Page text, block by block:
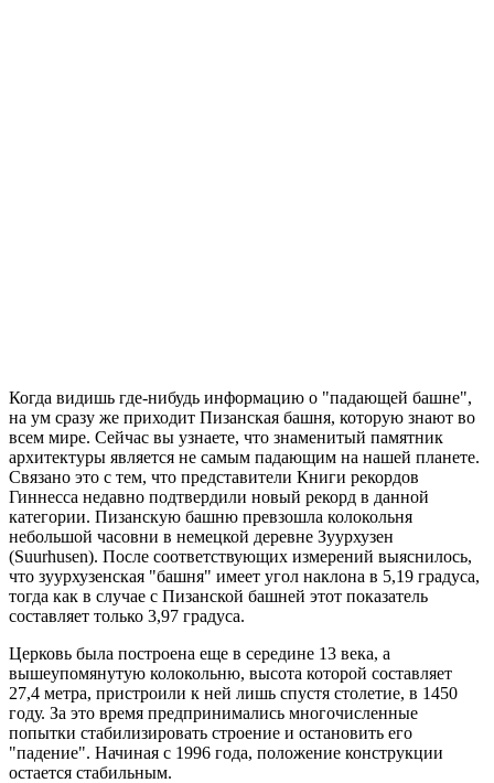
Когда видишь где-нибудь информацию о "падающей башне",
на ум сразу же приходит Пизанская башня, которую знают во
всем мире. Сейчас вы узнаете, что знаменитый памятник
архитектуры является не самым падающим на нашей планете.
Связано это с тем, что представители Книги рекордов
Гиннесса недавно подтвердили новый рекорд в данной
категории. Пизанскую башню превзошла колокольня
небольшой часовни в немецкой деревне Зуурхузен
(Suurhusen). После соответствующих измерений выяснилось,
что зуурхузенская "башня" имеет угол наклона в 5,19 градуса,
тогда как в случае с Пизанской башней этот показатель
составляет только 3,97 градуса.
Церковь была построена еще в середине 13 века, а
вышеупомянутую колокольню, высота которой составляет
27,4 метра, пристроили к ней лишь спустя столетие, в 1450
году. За это время предпринимались многочисленные
попытки стабилизировать строение и остановить его
"падение". Начиная с 1996 года, положение конструкции
остается стабильным.